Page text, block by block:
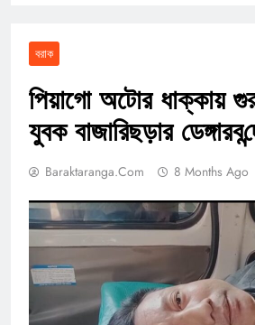
বরাক
পিয়াগো অটোর ধাক্কায়
যুবক বাজা‌রিছড়ার
Baraktaranga.com 8 Months Ago